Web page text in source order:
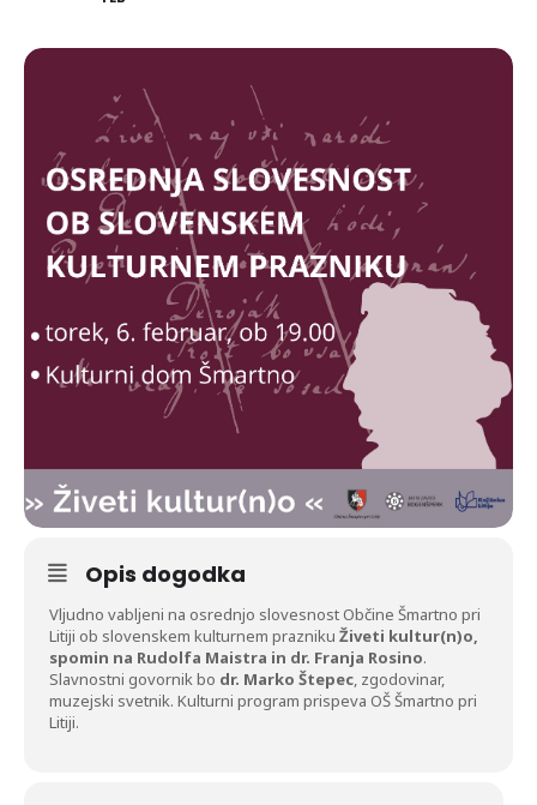
Opis dogodka
Vljudno vabljeni na osrednjo slovesnost Občine Šmartno pri
Litiji ob slovenskem kulturnem prazniku Živeti kultur(n)o,
spomin na Rudolfa Maistra in dr. Franja Rosino.
Slavnostni govornik bo dr. Marko Štepec, zgodovinar,
muzejski svetnik. Kulturni program prispeva OŠ Šmartno pri
Litiji.